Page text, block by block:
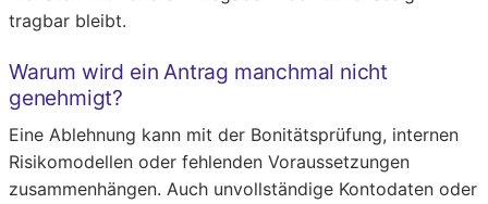
tragbar bleibt.
Warum wird ein Antrag manchmal nicht
genehmigt?
Eine Ablehnung kann mit der Bonitätsprüfung, internen
Risikomodellen oder fehlenden Voraussetzungen
zusammenhängen. Auch unvollständige Kontodaten oder